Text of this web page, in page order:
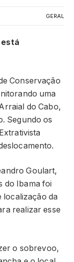
GERAL
Conservação
uma
do Cabo,
Segundo os
Goulart,
do Ibama foi
localização da
realizar esse
o sobrevoo,